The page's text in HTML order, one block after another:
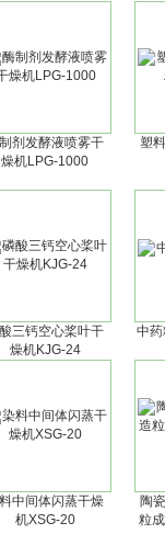
剂发酵液喷雾干
燥机LPG-1000
塑
三钙空心桨叶干
燥机KJG-24
中
中间体闪蒸干燥
机XSG-20
陶
粒